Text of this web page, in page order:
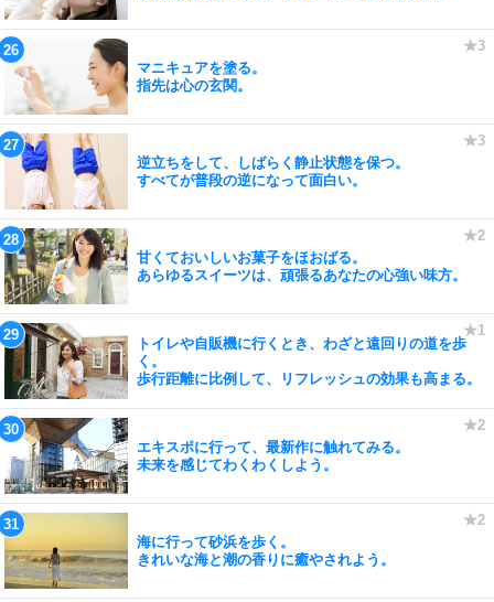
マニキュアを塗る。
指先は心の玄関。
逆立ちをして、しばらく静止状態を保つ。
すべてが普段の逆になって面白い。
甘くておいしいお菓子をほおばる。
あらゆるスイーツは、頑張るあなたの心強い味方。
トイレや自販機に行くとき、わざと遠回りの道を歩
く。
歩行距離に比例して、リフレッシュの効果も高まる。
エキスポに行って、最新作に触れてみる。
未来を感じてわくわくしよう。
海に行って砂浜を歩く。
きれいな海と潮の香りに癒やされよう。